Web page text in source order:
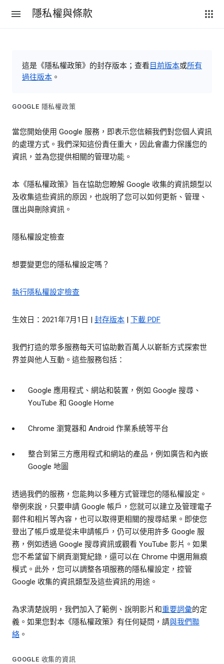
隱私權與條款
這是《隱私權政策》的封存版本；查看 目前版本或所有
過往版本 。
GOOGLE 隱私權政策
當您開始使用 Google 服務，即表示您信賴我們對您個人資訊
的處理方式。我們深知這份責任重大，因此會盡力保護您的
資訊，並為您提供相關的管理功能。
本《隱私權政策》旨在協助您瞭解 Google 收集的資訊類型以
及收集這些資訊的原因，也說明了您可以如何更新、管理、
匯出與刪除資訊。
隱私權設定檢查
想要變更您的隱私權設定嗎？
執行隱私權設定檢查
生效日：2021年7月1日 | 封存版本 | 下載 PDF
我們打造的眾多服務每天可協助數百萬人以嶄新方式探索世
界並與他人互動。這些服務包括：
Google 應用程式、網站和裝置，例如 Google 搜尋、
YouTube 和 Google Home
Chrome 瀏覽器和 Android 作業系統等平台
整合到第三方應用程式和網站的產品，例如廣告和內嵌
Google 地圖
透過我們的服務，您能夠以多種方式管理您的隱私權設定。
舉例來說，只要申請 Google 帳戶，您就可以建立及管理電子
郵件和相片等內容，也可以取得更相關的搜尋結果。即使您
登出了帳戶或是從未申請帳戶，仍可以使用許多 Google 服
務，例如透過 Google 搜尋資訊或觀看 YouTube 影片。如果
您不希望留下網頁瀏覽紀錄，還可以在 Chrome 中選用無痕
模式。此外，您可以調整各項服務的隱私權設定，控管
Google 收集的資訊類型及這些資訊的用途。
為求清楚說明，我們加入了範例、說明影片和重要詞彙的定
義。如果您對本《隱私權政策》有任何疑問，請與我們聯
絡 。
GOOGLE 收集的資訊